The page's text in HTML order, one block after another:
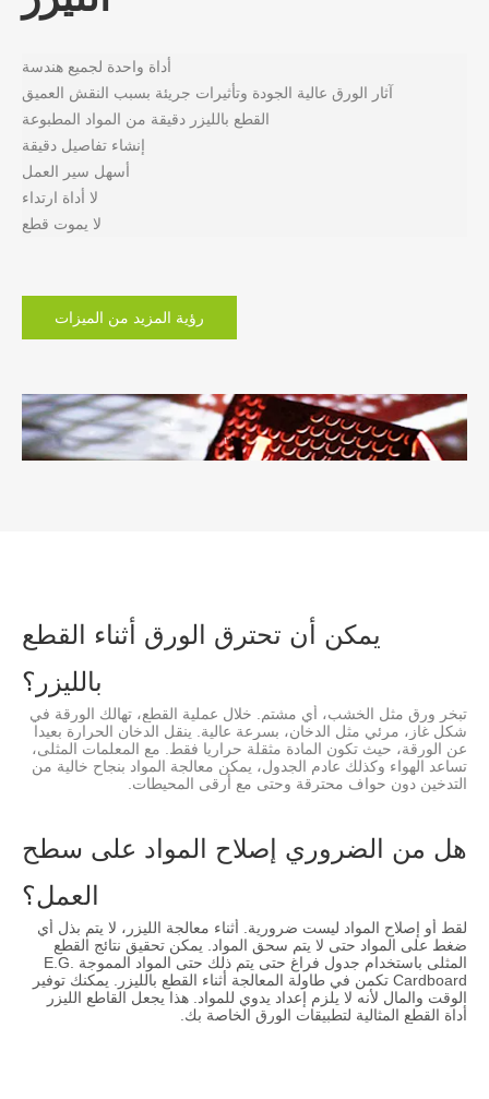
أداة واحدة لجميع هندسة
آثار الورق عالية الجودة وتأثيرات جريئة بسبب النقش العميق
القطع بالليزر دقيقة من المواد المطبوعة
إنشاء تفاصيل دقيقة
أسهل سير العمل
لا أداة ارتداء
لا يموت قطع
رؤية المزيد من الميزات
يمكن أن تحترق الورق أثناء القطع
بالليزر؟
تبخر ورق مثل الخشب، أي مشتم. خلال عملية القطع، تهالك الورقة في
شكل غاز، مرئي مثل الدخان، بسرعة عالية. ينقل الدخان الحرارة بعيدا
عن الورقة، حيث تكون المادة مثقلة حراريا فقط. مع المعلمات المثلى،
تساعد الهواء وكذلك عادم الجدول، يمكن معالجة المواد بنجاح خالية من
التدخين دون حواف محترقة وحتى مع أرقى المحيطات.
هل من الضروري إصلاح المواد على سطح
العمل؟
لقط أو إصلاح المواد ليست ضرورية. أثناء معالجة الليزر، لا يتم بذل أي
ضغط على المواد حتى لا يتم سحق المواد. يمكن تحقيق نتائج القطع
المثلى باستخدام جدول فراغ حتى يتم ذلك حتى المواد المموجة E.G.
Cardboard تكمن في طاولة المعالجة أثناء القطع بالليزر. يمكنك توفير
الوقت والمال لأنه لا يلزم إعداد يدوي للمواد. هذا يجعل القاطع الليزر
أداة القطع المثالية لتطبيقات الورق الخاصة بك.